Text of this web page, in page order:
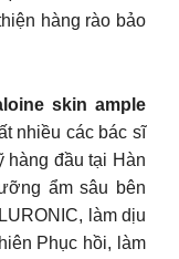
hàng rào bảo
skin ample
nhiều các bác sĩ
hàng đầu tại Hàn
ẩm sâu bên
làm dịu
Phục hồi, làm